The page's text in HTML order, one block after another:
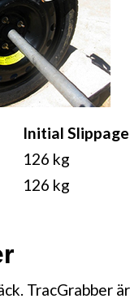
Initial Slippage
126 kg
126 kg